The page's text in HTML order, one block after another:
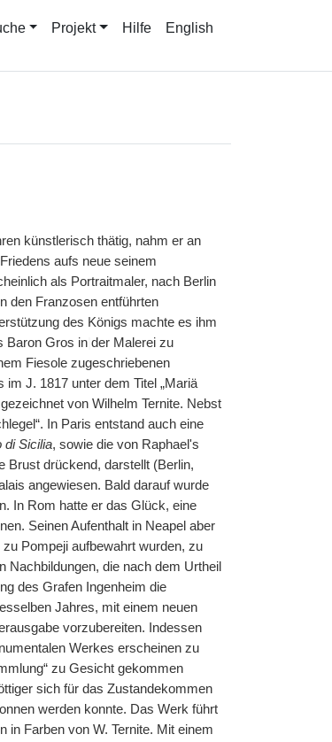
Projekt Hilfe English
künstlerisch thätig, nahm er an
aufs neue seinem
als Portraitmaler, nach Berlin
den Franzosen entführten
des Königs machte es ihm
Baron Gros in| der Malerei zu
Fiesole zugeschriebenen
J. 1817 unter dem Titel „Mariä
von Wilhelm Ternite. Nebst
In Paris entstand auch eine
di Sicilia, sowie die von Raphael's
Brust drückend, darstellt (Berlin,
angewiesen. Bald darauf wurde
In Rom hatte er das Glück, eine
Seinen Aufenthalt in Neapel aber
Pompeji aufbewahrt wurden, zu
Nachbildungen, die nach dem Urtheil
des Grafen Ingenheim die
Jahres, mit einem neuen
vorzubereiten. Indessen
Werkes erscheinen zu
zu Gesicht gekommen
sich für das Zustandekommen
werden konnte. Das Werk führt
in Farben von W. Ternite. Mit einem